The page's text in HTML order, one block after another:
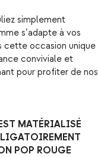
simplement
s’adapte à vos
cette occasion unique
conviviale et
pour profiter de nos
MATÉRIALISÉ
POP ROUGE